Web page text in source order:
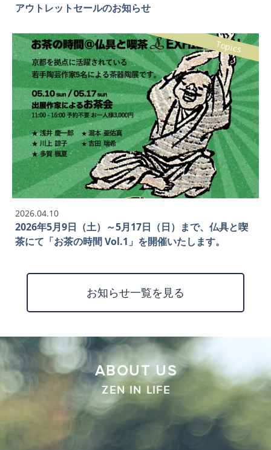
アウトレットセールのお知らせ
2026.04.10
2026年5月9日（土）～5月17日（日）まで、仏具と喫
茶にて「お茶の時間 Vol.1」を開催いたします。
Topics
お知らせ一覧を見る
ABOUT US
ZEN IN LIFE